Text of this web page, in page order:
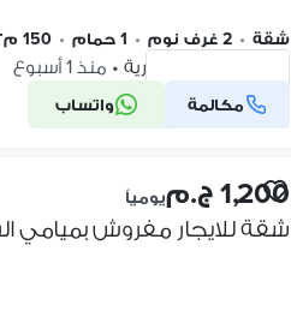
شقة • 2 غرف نوم • 1 حمام • 150 م٢
ميامي، الإسكندرية • منذ 1 أسبوع
مكالمة واتساب شركة موثقة
1,200 ج.م يومياً